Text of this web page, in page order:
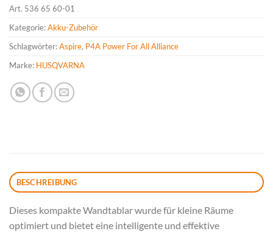
Art. 536 65 60-01
Kategorie:Akku-Zubehör
Schlagwörter:Aspire, P4A Power For All Alliance
Marke: HUSQVARNA
BESCHREIBUNG
Dieses kompakte Wandtablar wurde für kleine Räume
optimiert und bietet eine intelligente und effektive